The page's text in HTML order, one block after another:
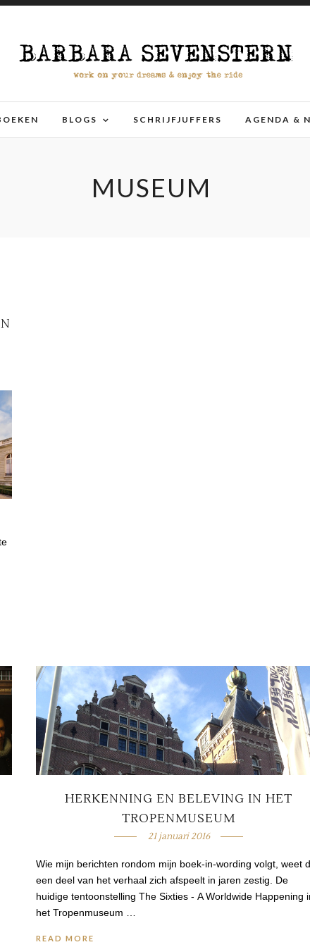
BLOGS SCHRIJFJUFFERS AGENDA &
MUSEUM
HERKENNING EN BELEVING IN HET
TROPENMUSEUM
21 januari 2016
Wie mijn berichten rondom mijn boek-in-wording volgt, weet
een deel van het verhaal zich afspeelt in jaren zestig. De
huidige tentoonstelling The Sixties - A Worldwide Happening
het Tropenmuseum …
READ MORE